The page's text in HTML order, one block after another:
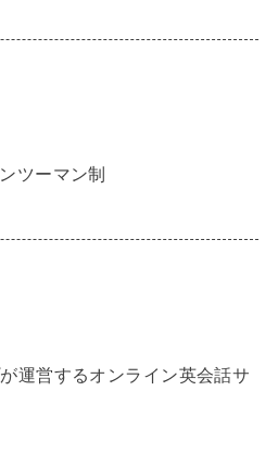
ツーマン制
運営するオンライン英会話サ